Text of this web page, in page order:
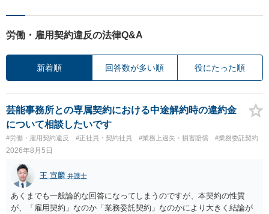
労働・雇用契約違反の法律Q&A
新着順 回答数が多い順 役にたった順
芸能事務所との専属契約における中途解約時の違約金
について相談したいです
#労働・雇用契約違反 #正社員・契約社員 #業務上過失・損害賠償 #業務委託契約
2026年8月5日
王 宣麟 弁護士
あくまでも一般論的な回答になってしまうのですが、本契約の性質
が、「雇用契約」なのか「業務委託契約」なのかにより大きく結論が